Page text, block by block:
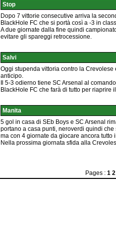
Stop
Dopo 7 vittorie consecutive arriva la
BlackHole FC che si portà così a -3 in
A due giornate dalla fine quindi
evitare gli spareggi retrocessione.
Salvi
Oggi stupenda vittoria contro la Crevolese
anticipo.
Il 5-3 odierno tiene SC Arsenal al
BlackHole FC che farà di tutto per riaprire
Manita
5 gol in casa di SEb Boys e SC Arsenal
portano a casa punti, neroverdi quindi
ma con 4 giornate da giocare ancora tutto
Nella prossima giornata sfida alla
Pages : 1 2